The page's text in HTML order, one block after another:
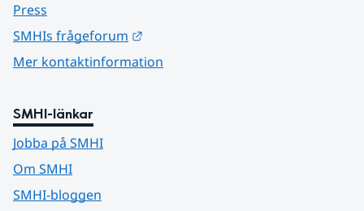
Press
SMHIs frågeforum
Mer kontaktinformation
SMHI-länkar
Jobba på SMHI
Om SMHI
SMHI-bloggen